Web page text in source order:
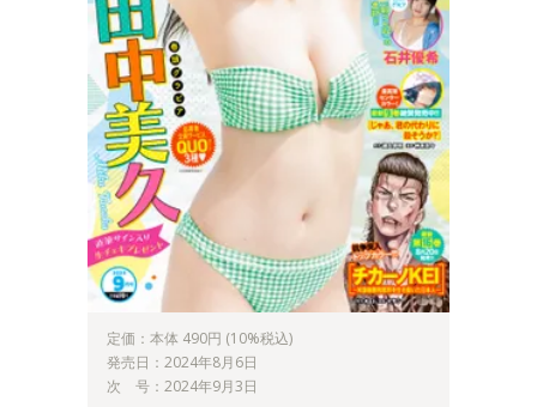
定価：本体 490円 (10%税込)
発売日：2024年8月6日
次 号：2024年9月3日